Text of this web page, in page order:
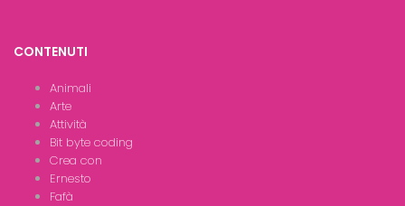
CONTENUTI
Animali
Arte
Attività
Bit byte coding
Crea con
Ernesto
Fafà